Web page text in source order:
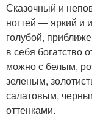
Сказочный и
ногтей — яркий и
голубой,
в себя богатство
можно с белым,
зеленым,
салатовым,
оттенками.